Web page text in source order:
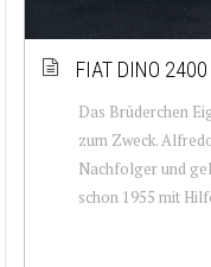
FIAT DINO 2400
Das Brüderchen
zum Zweck.
Nachfolger und
schon 1955 mit